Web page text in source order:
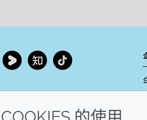
YoukuZhihu Tiktok